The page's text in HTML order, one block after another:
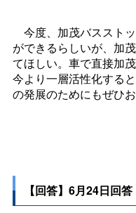
今度、加茂バススト
ができるらしいが、加
てほしい。車で直接加
今より一層活性化する
の発展のためにもぜひお
【回答】6月24日回答